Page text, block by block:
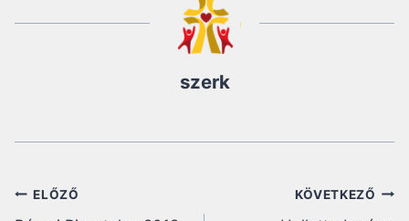
szerk
Bejegyzés
ELŐZŐ KÖVETKEZŐ